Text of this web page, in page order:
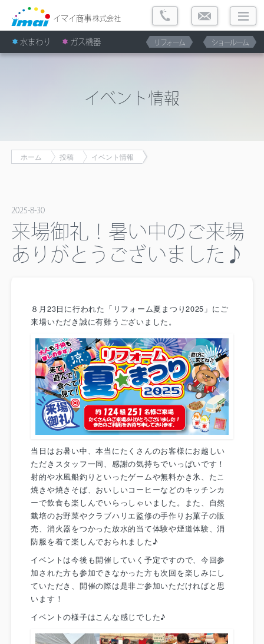
イマイ商事株式会社
水まわり ガス機器 リフォーム ショールーム
イベント情報
ホーム 投稿 イベント情報
2025-8-30
来場御礼！暑い中のご来場
ありがとうございました♪
８月23日に行われた「リフォーム夏まつり2025」にご
来場いただき誠に有難うございました。
当日はお暑い中、本当にたくさんのお客様にお越しい
ただきスタッフ一同、感謝の気持ちでいっぱいです！
射的や水風船釣りといったゲームや無料かき氷、たこ
焼きや焼きそば、おいしいコーヒーなどのキッチンカ
ーで飲食も楽しんでいらっしゃいました。また、自然
栽培のお野菜やクラブハリエ監修の手作りお菓子の販
売、消火器をつかった放水的当て体験や煙道体験、消
防服を着て楽しんでおられました♪
イベントは今後も開催していく予定ですので、今回参
加された方も参加できなかった方も次回を楽しみにし
ていただき、開催の際は是非ご参加いただければと思
います！
イベントの様子はこんな感じでした♪